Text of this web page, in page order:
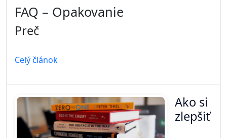
FAQ – Opakovanie
Preč
Celý článok
Ako si
zlepšiť